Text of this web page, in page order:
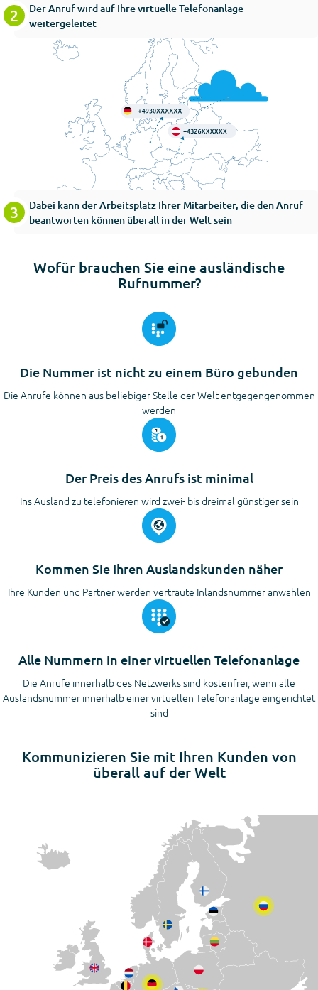
Der Anruf wird auf Ihre virtuelle Telefonanlage
weitergeleitet
Dabei kann der Arbeitsplatz Ihrer Mitarbeiter, die den Anruf
beantworten können überall in der Welt sein
Wofür brauchen Sie eine ausländische
Rufnummer?
Die Nummer ist nicht zu einem Büro gebunden
Die Anrufe können aus beliebiger Stelle der Welt entgegengenommen
werden
Der Preis des Anrufs ist minimal
Ins Ausland zu telefonieren wird zwei- bis dreimal günstiger sein
Kommen Sie Ihren Auslandskunden näher
Ihre Kunden und Partner werden vertraute Inlandsnummer anwählen
Alle Nummern in einer virtuellen Telefonanlage
Die Anrufe innerhalb des Netzwerks sind kostenfrei, wenn alle
Auslandsnummer innerhalb einer virtuellen Telefonanlage eingerichtet
sind
Kommunizieren Sie mit Ihren Kunden von
überall auf der Welt